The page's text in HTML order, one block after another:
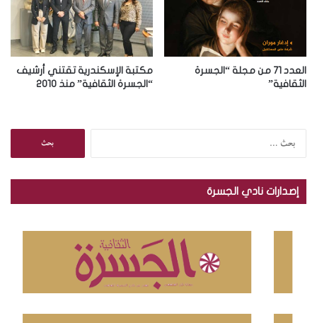
العدد 71 من مجلة “الجسرة
الثقافية”
مكتبة الإسكندرية تقتني أرشيف
“الجسرة الثقافية” منذ 2010
ح
إصدارات نادي الجسرة